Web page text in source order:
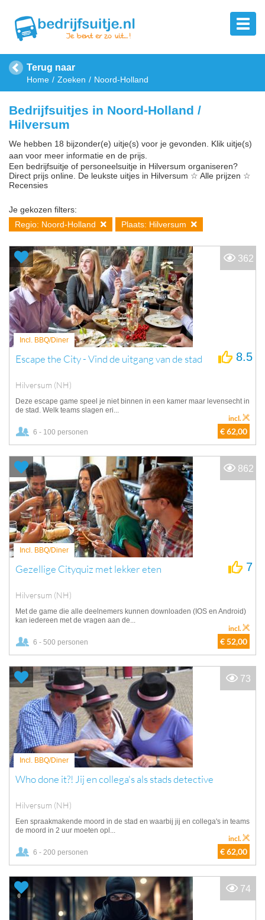
Terug naar
Home Zoeken Noord-Holland
Bedrijfsuitjes in Noord-Holland /
Hilversum
We hebben 18 bijzonder(e) uitje(s) voor je gevonden. Klik uitje(s)
aan voor meer informatie en de prijs.
Een bedrijfsuitje of personeelsuitje in Hilversum organiseren?
Direct prijs online. De leukste uitjes in Hilversum ☆ Alle prijzen ☆
Recensies
Je gekozen filters:
Regio: Noord-Holland
Plaats: Hilversum
Incl. BBQ/Diner
Escape the City - Vind de uitgang van de stad
Hilversum (NH)
8.5
Deze escape game speel je niet binnen in een kamer maar levensecht in
de stad. Welk teams slagen eri...
6 - 100 personen € 62,00
incl.
362
Incl. BBQ/Diner
Gezellige Cityquiz met lekker eten
Hilversum (NH)
7
Met de game die alle deelnemers kunnen downloaden (IOS en Android)
kan iedereen met de vragen aan de...
6 - 500 personen € 52,00
incl.
862
Incl. BBQ/Diner
Who done it?! Jij en collega's als stads detective
Hilversum (NH)
Een spraakmakende moord in de stad en waarbij jij en collega's in teams
de moord in 2 uur moeten opl...
6 - 200 personen € 62,00
incl.
73
74